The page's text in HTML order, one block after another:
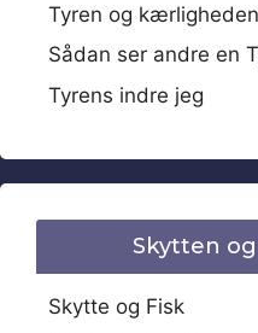
Tyren og kærligheden
Sådan ser andre en
Tyrens indre jeg
Skytten
Skytte og Fisk